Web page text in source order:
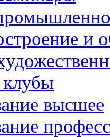
и
высшее